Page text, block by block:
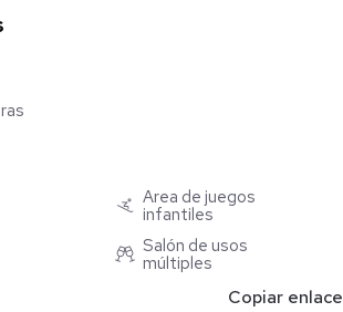
Área de juegos
infantiles
Salón de usos
múltiples
Copiar enlace